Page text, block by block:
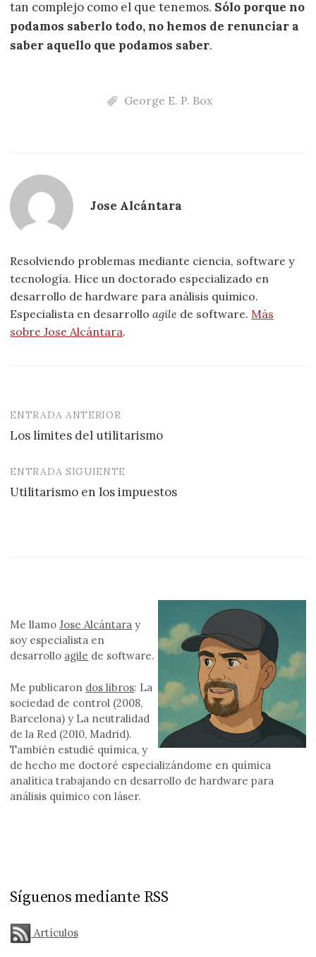
tan complejo como el que tenemos. Sólo porque no
podamos saberlo todo, no hemos de renunciar a
saber aquello que podamos saber.
George E. P. Box
Jose Alcántara
Resolviendo problemas mediante ciencia, software y
tecnología. Hice un doctorado especializado en
desarrollo de hardware para análisis químico.
Especialista en desarrolloagile de software. Más
sobre Jose Alcántara.
Navegación
de
entradas
ENTRADA ANTERIOR
Los límites del utilitarismo
ENTRADA SIGUIENTE
Utilitarismo en los impuestos
Me llamoJose Alcántara y
soy especialista en
desarrollo agile de software.
Me publicaron dos libros: La
sociedad de control (2008,
Barcelona) y La neutralidad
de la Red (2010, Madrid).
También estudié química, y
de hecho me doctoré especializándome en química
analítica trabajando en desarrollo de hardware para
análisis químico con láser.
Síguenos mediante RSS
Artículos